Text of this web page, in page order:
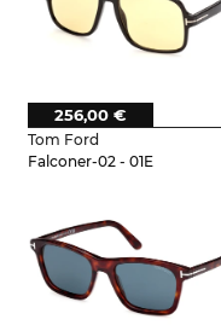
Tom Ford
Falconer-02 - 01E
256,00 €